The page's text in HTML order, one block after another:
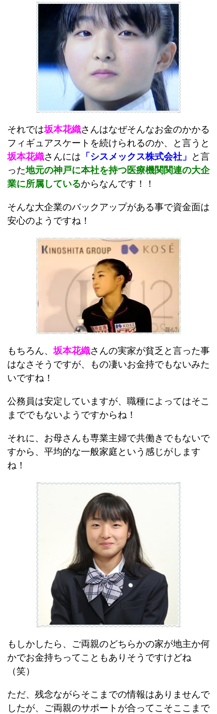
それでは坂本花織さんはなぜそんなお金のかかる
フィギュアスケートを続けられるのか、と言うと
坂本花織さんには 「シスメックス株式会社」
と言
った地元の神戸に本社を持つ医療機関関連の大企
業に所属しているからなんです！！
そんな大企業のバックアップがある事で資金面は
安心のようですね！
もちろん、坂本花織さんの実家が貧乏と言った事
はなさそうですが、もの凄いお金持でもないみた
いですね！
公務員は安定していますが、職種によってはそこ
まででもないようですからね！
それに、お母さんも専業主婦で共働きでもないで
すから、平均的な一般家庭という感じがします
ね！
もしかしたら、ご両親のどちらかの家が地主か何
かでお金持ちってこともありそうですけどね
（笑）
ただ、残念ながらそこまでの情報はありませんで
したが、ご両親のサポートが合ってこそここまで